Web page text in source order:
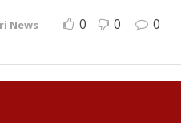
News 0 0 0